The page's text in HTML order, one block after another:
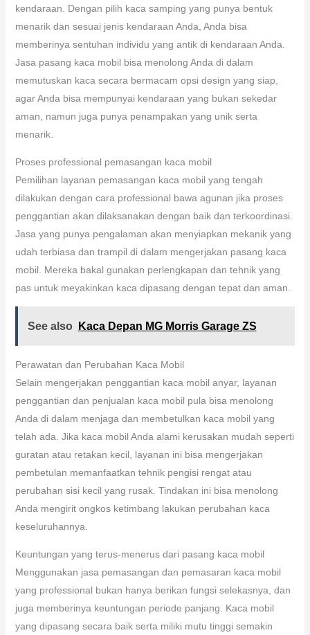
kendaraan. Dengan pilih kaca samping yang punya bentuk
menarik dan sesuai jenis kendaraan Anda, Anda bisa
memberinya sentuhan individu yang antik di kendaraan Anda.
Jasa pasang kaca mobil bisa menolong Anda di dalam
memutuskan kaca secara bermacam opsi design yang siap,
agar Anda bisa mempunyai kendaraan yang bukan sekedar
aman, namun juga punya penampakan yang unik serta
menarik.
Proses professional pemasangan kaca mobil
Pemilihan layanan pemasangan kaca mobil yang tengah
dilakukan dengan cara professional bawa agunan jika proses
penggantian akan dilaksanakan dengan baik dan terkoordinasi.
Jasa yang punya pengalaman akan menyiapkan mekanik yang
udah terbiasa dan trampil di dalam mengerjakan pasang kaca
mobil. Mereka bakal gunakan perlengkapan dan tehnik yang
pas untuk meyakinkan kaca dipasang dengan tepat dan aman.
See also Kaca Depan MG Morris Garage ZS
Perawatan dan Perubahan Kaca Mobil
Selain mengerjakan penggantian kaca mobil anyar, layanan
penggantian dan penjualan kaca mobil pula bisa menolong
Anda di dalam menjaga dan membetulkan kaca mobil yang
telah ada. Jika kaca mobil Anda alami kerusakan mudah seperti
guratan atau retakan kecil, layanan ini bisa mengerjakan
pembetulan memanfaatkan tehnik pengisi rengat atau
perubahan sisi kecil yang rusak. Tindakan ini bisa menolong
Anda mengirit ongkos ketimbang lakukan perubahan kaca
keseluruhannya.
Keuntungan yang terus-menerus dari pasang kaca mobil
Menggunakan jasa pemasangan dan pemasaran kaca mobil
yang professional bukan hanya berikan fungsi selekasnya, dan
juga memberinya keuntungan periode panjang. Kaca mobil
yang dipasang secara baik serta miliki mutu tinggi semakin